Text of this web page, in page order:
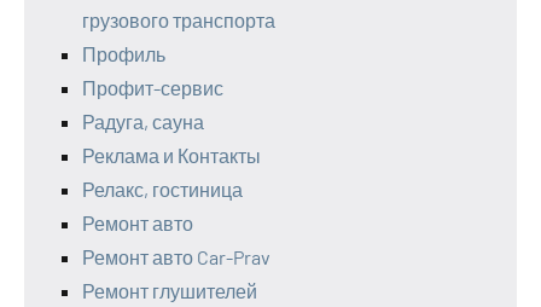
грузового транспорта
Профиль
Профит-сервис
Радуга, сауна
Реклама и Контакты
Релакс, гостиница
Ремонт авто
Ремонт авто Car-Prav
Ремонт глушителей